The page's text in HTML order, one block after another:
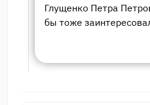
Глущенко Петра
бы тоже